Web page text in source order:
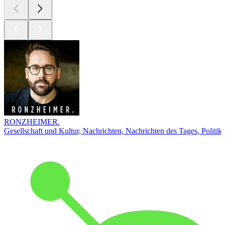
RONZHEIMER.
Gesellschaft und Kultur, Nachrichten, Nachrichten des Tages, Politik